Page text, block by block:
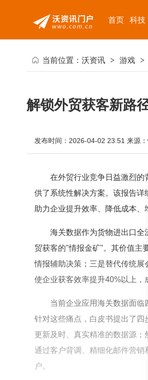
首页 科技
当前位置： 沃资讯 > 游戏 >
解锁外贸获客新路
发布时间：2026-04-02 23:51 来源
在外贸行业竞争日益激烈的
供了系统性解决方案。该报告详
助力企业提升效率、降低成本、
海关数据作为货物进出口
贸获客的"情报金矿"。其价值主
情报辅助决策；三是替代传统
使企业获客效率提升40%以上，
当前企业应用海关数据面临
针对这些痛点，白皮书提出了
更新及时、真实精准的数据源
通过客户背调、精细化邮件营
户。